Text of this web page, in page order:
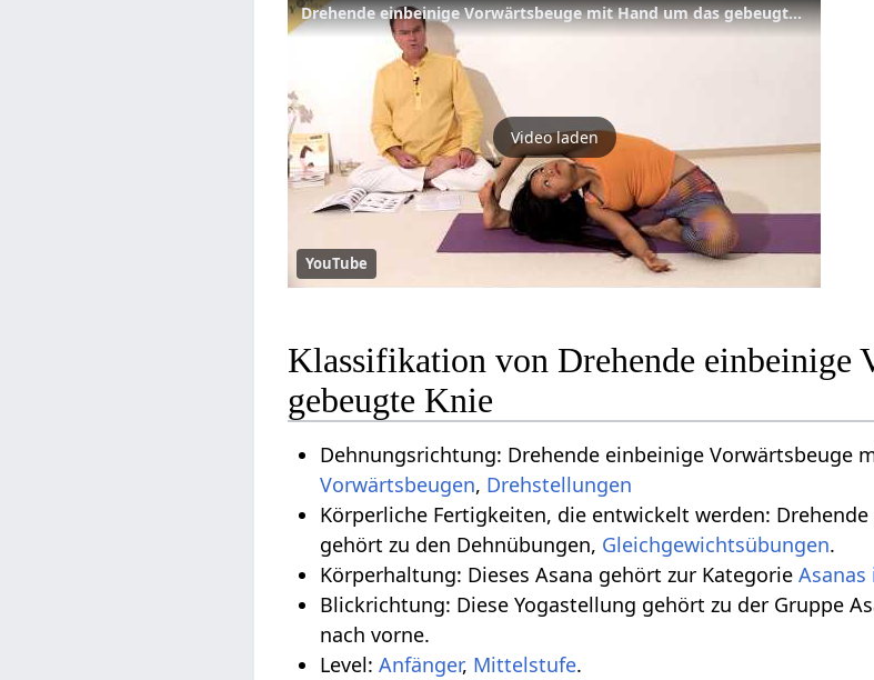
Drehende einbeinige Vorwärtsbeuge mit Hand um das gebeugte Knie - Yoga Asana Lexikon
Video laden
YouTube
Klassifikation von Drehende einbeinige
gebeugte Knie
Dehnungsrichtung: Drehende einbeinige Vorwärtsbeuge
Vorwärtsbeugen, Drehstellungen
Körperliche Fertigkeiten, die entwickelt werden:
gehört zu den Dehnübungen, Gleichgewichtsübungen.
Körperhaltung: Dieses Asana gehört zur KategorieAsanas
Blickrichtung: Diese Yogastellung gehört zu der Gruppe
nach vorne.
Level:Anfänger, Mittelstufe.